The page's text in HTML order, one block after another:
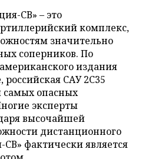
СВ» – это
комплекс,
значительно
соперников. По
издания
САУ 2С35
самых опасных
эксперты
высочайшей
дистанционного
фактически является